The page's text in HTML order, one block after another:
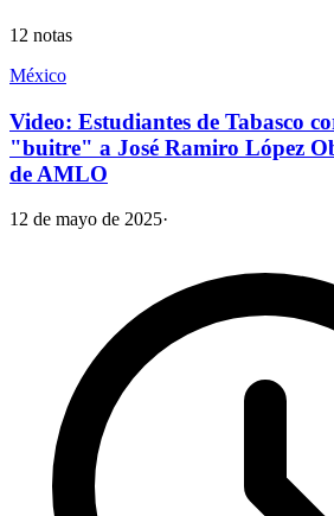
12 notas
México
Video: Estudiantes de Tabasco
"buitre" a José Ramiro López
de AMLO
12 de mayo de 2025·